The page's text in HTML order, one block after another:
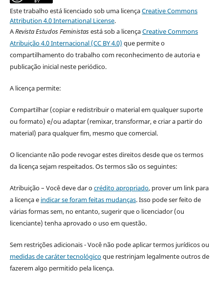
Este trabalho está licenciado sob uma licençaCreative Commons
Attribution 4.0 International License.
ARevista Estudos Feministasestá sob a licençaCreative Commons
Atribuição 4.0 Internacional (CC BY 4.0) que permite o
compartilhamento do trabalho com reconhecimento de autoria e
publicação inicial neste periódico.
A licença permite:
Compartilhar (copiar e redistribuir o material em qualquer suporte
ou formato) e/ou adaptar (remixar, transformar, e criar a partir do
material) para qualquer fim, mesmo que comercial.
O licenciante não pode revogar estes direitos desde que os termos
da licença sejam respeitados. Os termos são os seguintes:
Atribuição – Você deve dar ocrédito apropriado, prover um link para
a licença e indicar se foram feitas mudanças. Isso pode ser feito de
várias formas sem, no entanto, sugerir que o licenciador (ou
licenciante) tenha aprovado o uso em questão.
Sem restrições adicionais - Você não pode aplicar termos jurídicos ou
medidas de caráter tecnológicoque restrinjam legalmente outros de
fazerem algo permitido pela licença.